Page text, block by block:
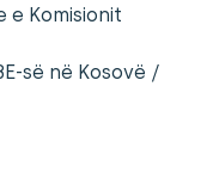
e Komisionit
së në Kosovë /